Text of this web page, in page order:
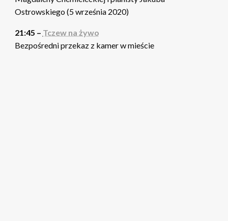
Ostrowskiego (5 września 2020)
21:45 – Tczew na żywo
Bezpośredni przekaz z kamer w mieście